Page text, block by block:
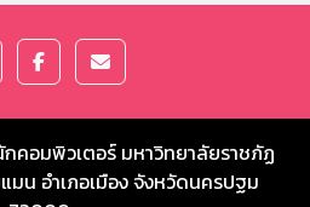
กคอมพิวเตอร์ มหาวิทยาลัยราชภัฏ
มน อำเภอเมือง จังหวัดนครปฐม